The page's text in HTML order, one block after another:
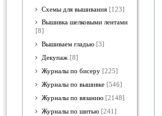
Схемы для вышивания [123]
Вышивка шелковыми лентами
[8]
Вышиваем гладью [3]
Декупаж [8]
Журналы по бисеру [225]
Журналы по вышивке [546]
Журналы по вязанию [2148]
Журналы по шитью [241]